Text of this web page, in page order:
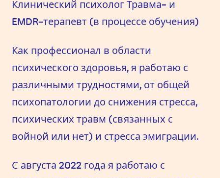
Клинический психолог Травма- и
EMDR-терапевт (в процессе обучения)
Как профессионал в области
психического здоровья, я работаю с
различными трудностями, от общей
психопатологии до снижения стресса,
психических травм (связанных с
войной или нет) и стресса эмиграции.
С августа 2022 года я работаю с